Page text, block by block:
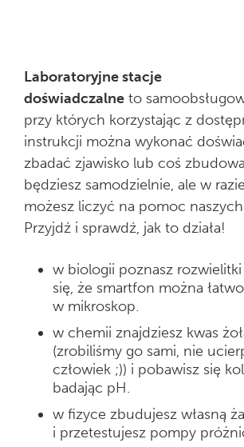
Laboratoryjne stacje
doświadczalne to
przy których korzystając z
instrukcji można wykonać
zbadać zjawisko lub coś
będziesz samodzielnie, ale w
możesz liczyć na pomoc
Przyjdź i sprawdź, jak to działa!
w biologii poznasz
się, że smartfon można
w mikroskop.
w chemii znajdziesz kwas
(zrobiliśmy go sami, nie
człowiek ;)) i pobawisz się
badając pH.
w fizyce zbudujesz własną
i przetestujesz pompy